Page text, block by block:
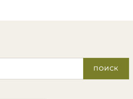
ПОИСК